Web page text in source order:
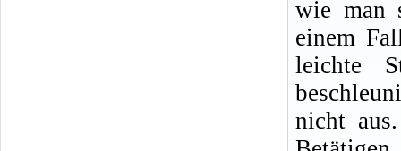
wie man
einem
leichte
nicht